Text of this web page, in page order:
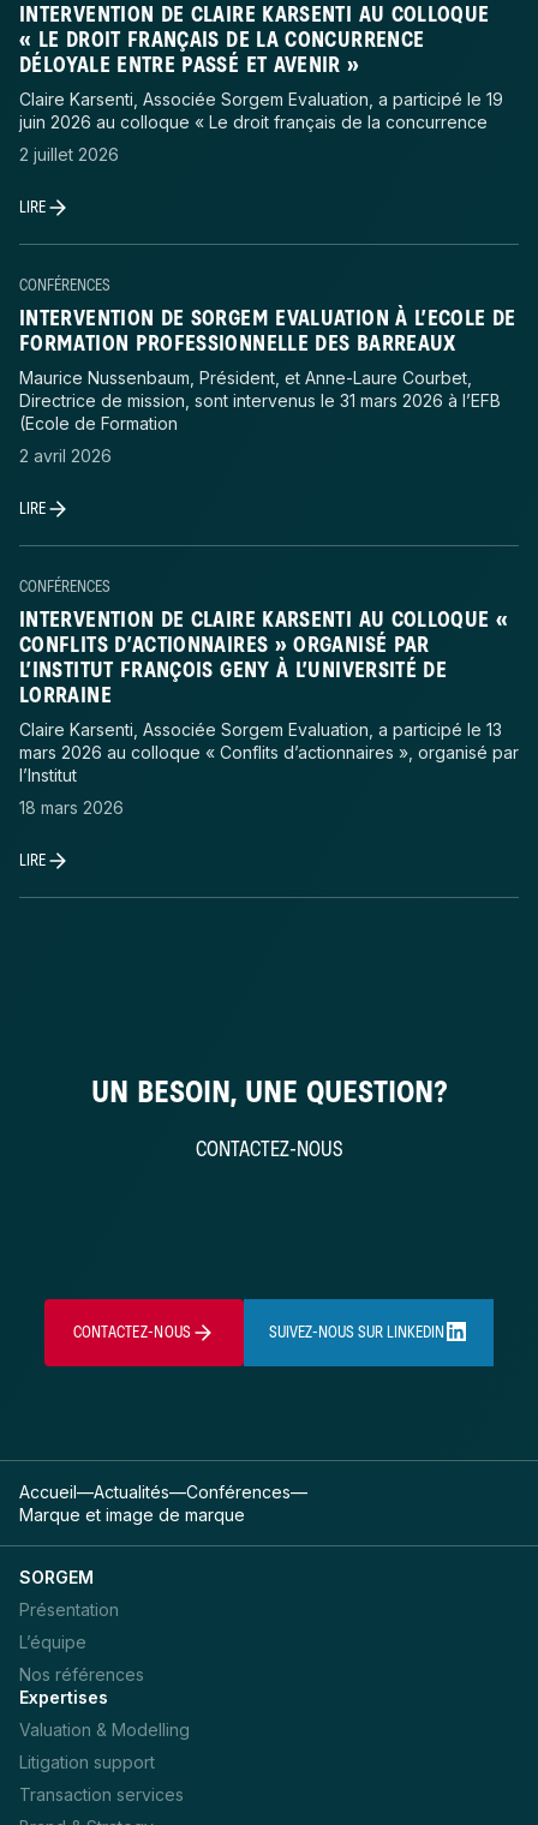
INTERVENTION DE CLAIRE KARSENTI AU COLLOQUE
« LE DROIT FRANÇAIS DE LA CONCURRENCE
DÉLOYALE ENTRE PASSÉ ET AVENIR »
Claire Karsenti, Associée Sorgem Evaluation, a participé le 19
juin 2026 au colloque « Le droit français de la concurrence
2 juillet 2026
LIRE
CONFÉRENCES
INTERVENTION DE SORGEM EVALUATION À L’ECOLE DE
FORMATION PROFESSIONNELLE DES BARREAUX
Maurice Nussenbaum, Président, et Anne-Laure Courbet,
Directrice de mission, sont intervenus le 31 mars 2026 à l’EFB
(Ecole de Formation
2 avril 2026
LIRE
CONFÉRENCES
INTERVENTION DE CLAIRE KARSENTI AU COLLOQUE «
CONFLITS D’ACTIONNAIRES » ORGANISÉ PAR
L’INSTITUT FRANÇOIS GENY À L’UNIVERSITÉ DE
LORRAINE
Claire Karsenti, Associée Sorgem Evaluation, a participé le 13
mars 2026 au colloque « Conflits d’actionnaires », organisé par
l’Institut
18 mars 2026
LIRE
UN BESOIN, UNE QUESTION?
CONTACTEZ-NOUS
CONTACTEZ-NOUS SUIVEZ-NOUS SUR LINKEDIN
Accueil—Actualités—Conférences—
Marque et image de marque
SORGEM
Présentation
L’équipe
Nos références
Expertises
Valuation & Modelling
Litigation support
Transaction services